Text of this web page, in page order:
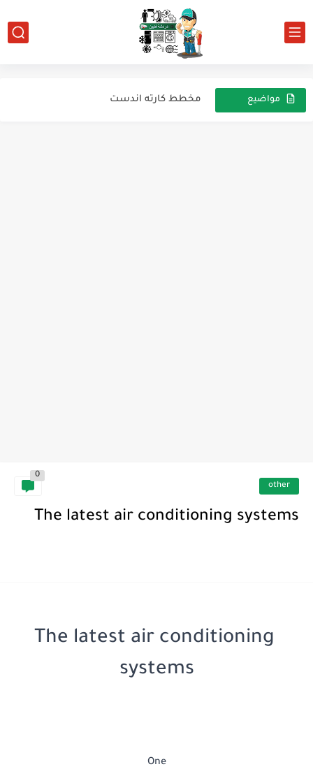
مواضيع
ثلاجه وايت وول نوفروست علي كارته للارشيف
مخطط كارته اندست
other
0
The latest air conditioning systems
The latest air conditioning
systems
One